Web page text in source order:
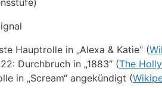
Hauptrolle in „Alexa & Katie“ (
Durchbruch in „1883“ (The
in „Scream“ angekündigt (